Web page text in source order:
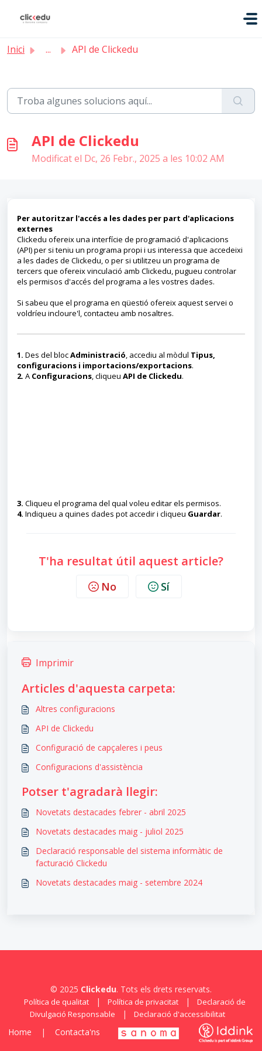
Inici ... API de Clickedu
API de Clickedu
Modificat el Dc, 26 Febr., 2025 a les 10:02 AM
Per autoritzar l'accés a les dades per part d'aplicacions
externes
Clickedu ofereix una interfície de programació d'aplicacions
(API) per si teniu un programa propi i us interessa que accedeixi
a les dades de Clickedu, o per si utilitzeu un programa de
tercers que ofereix vinculació amb Clickedu, pugueu controlar
els permisos d'accés del programa a les vostres dades.
Si sabeu que el programa en qüestió ofereix aquest servei o
voldríeu incloure'l, contacteu amb nosaltres.
1. Des del blocAdministració, accediu al mòdul Tipus,
configuracions i importacions/exportacions.
2. A Configuracions, cliqueu API de Clickedu.
3. Cliqueu el programa del qual voleu editar els permisos.
4. Indiqueu a quines dades pot accedir i cliqueu Guardar.
T'ha resultat útil aquest article?
No Sí
Imprimir
Articles d'aquesta carpeta:
Altres configuracions
API de Clickedu
Configuració de capçaleres i peus
Configuracions d'assistència
Potser t'agradarà llegir:
Novetats destacades febrer - abril 2025
Novetats destacades maig - juliol 2025
Declaració responsable del sistema informàtic de
facturació Clickedu
Novetats destacades maig - setembre 2024
© 2025 Clickedu. Tots els drets reservats.
Política de qualitat | Política de privacitat |
Declaració de
Divulgació Responsable
| Declaració d'accessibilitat
Home | Contacta'ns